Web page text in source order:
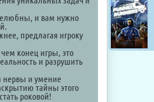
и вам нужно
предлагая игроку
конец игры, это
и разрушить
нервы и умение
тайны этого
роковой!